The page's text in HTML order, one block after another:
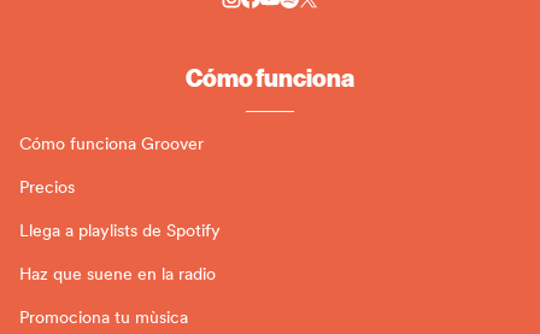
Cómo funciona
Cómo funciona Groover
Precios
Llega a playlists de Spotify
Haz que suene en la radio
Promociona tu mùsica